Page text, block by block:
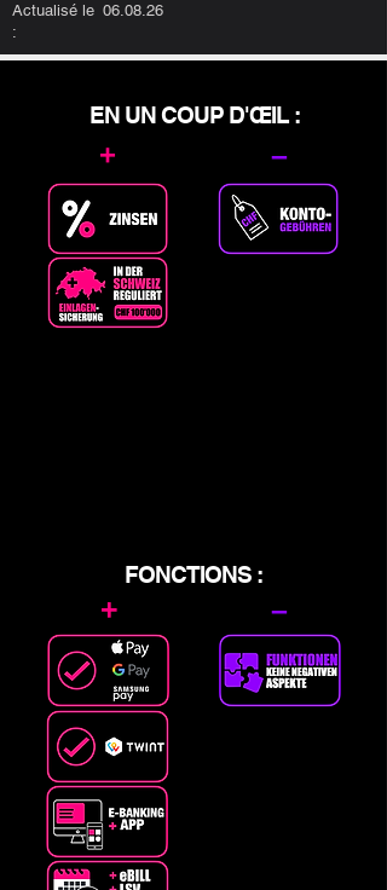
Actualisé le
:
06.08.26
EN UN COUP D'ŒIL :
+ –
FONCTIONS :
+ –